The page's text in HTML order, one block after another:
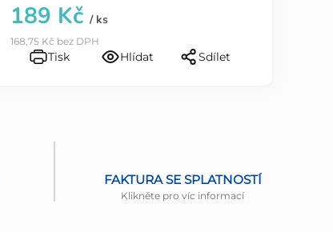
189 Kč / ks
168,75 Kč bez DPH
Tisk Hlídat Sdílet
FAKTURA SE SPLATNOSTÍ
Klikněte pro víc informací